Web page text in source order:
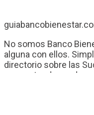
No somos Banco
alguna con ellos.
directorio sobre las
que pretende ayudar